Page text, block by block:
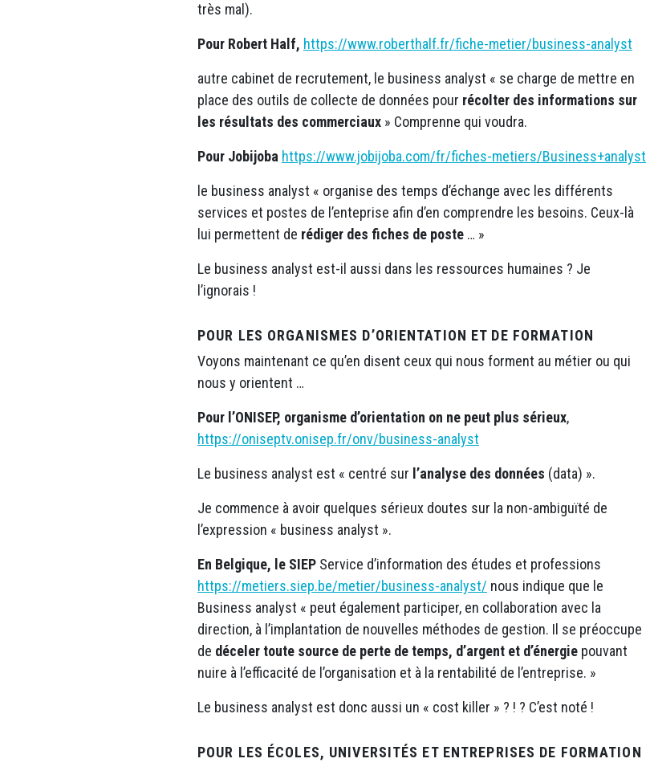
très mal).
Pour Robert Half, https://www.roberthalf.fr/fiche-metier/business-analyst
autre cabinet de recrutement, le business analyst « se charge de mettre en
place des outils de collecte de données pour récolter des informations sur
les résultats des commerciaux » Comprenne qui voudra.
Pour Jobijoba https://www.jobijoba.com/fr/fiches-metiers/Business+analyst
le business analyst « organise des temps d’échange avec les différents
services et postes de l’enteprise afin d’en comprendre les besoins. Ceux-là
lui permettent de rédiger des fiches de poste … »
Le business analyst est-il aussi dans les ressources humaines ? Je
l’ignorais !
POUR LES ORGANISMES D’ORIENTATION ET DE FORMATION
Voyons maintenant ce qu’en disent ceux qui nous forment au métier ou qui
nous y orientent …
Pour l’ONISEP, organisme d’orientation on ne peut plus sérieux,
https://oniseptv.onisep.fr/onv/business-analyst
Le business analyst est « centré sur l’analyse des données (data) ».
Je commence à avoir quelques sérieux doutes sur la non-ambiguïté de
l’expression « business analyst ».
En Belgique, le SIEP Service d’information des études et professions
https://metiers.siep.be/metier/business-analyst/ nous indique que le
Business analyst « peut également participer, en collaboration avec la
direction, à l’implantation de nouvelles méthodes de gestion. Il se préoccupe
de déceler toute source de perte de temps, d’argent et d’énergie pouvant
nuire à l’efficacité de l’organisation et à la rentabilité de l’entreprise. »
Le business analyst est donc aussi un « cost killer » ? ! ? C’est noté !
POUR LES ÉCOLES, UNIVERSITÉS ET ENTREPRISES DE FORMATION